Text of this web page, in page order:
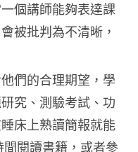
個講師能夠表達課
被批判為不清晰，
們的合理期望，學
究、測驗考試、功
床上熟讀簡報就能
閱讀書籍，或者參